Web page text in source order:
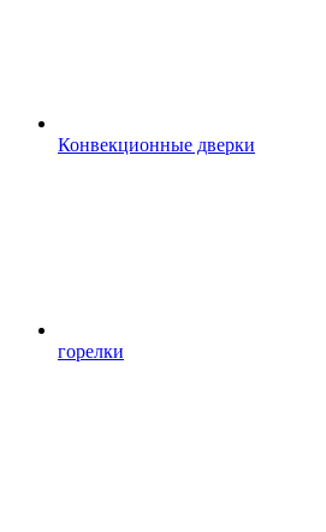
Конвекционные дверки
горелки